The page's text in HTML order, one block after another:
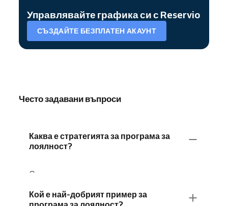
Управлявайте графика си с Reservio
СЪЗДАЙТЕ БЕЗПЛАТЕН АКАУНТ
Често задавани въпроси
Каква е стратегията за програма за
лоялност?
Стратегията за програма за лоялност е
да задържи клиентите, като предлага
Кой е най-добрият пример за